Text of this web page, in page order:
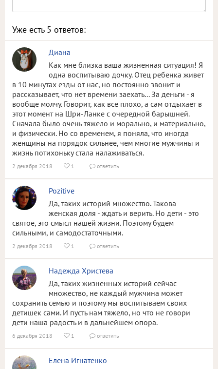
Уже есть 5 ответов:
Диана
Как мне близка ваша жизненная ситуация! Я
одна воспитываю дочку. Отец ребенка живет
в 10 минутах езды от нас, но постоянно звонит и
рассказывает, что нет времени заехать... За деньги - я
вообще молчу. Говорит, как все плохо, а сам отдыхает в
этот момент на Шри-Ланке с очередной барышней.
Сначала было очень тяжело и морально, и материально,
и физически. Но со временем, я поняла, что иногда
женщины на порядок сильнее, чем многие мужчины и
жизнь потихоньку стала налаживаться.
2 декабря 2018  1  ответить
Pozitive
Да, таких историй множество. Такова
женская доля - ждать и верить. Но дети - это
святое, это смысл нашей жизни. Поэтому будем
сильными, и самодостаточными.
2 декабря 2018  1  ответить
Надежда Христева
Да, таких жизненных историй сейчас
множество, не каждый мужчина может
сохранить семью и поэтому мы воспитываем своих
детишек сами. И пусть нам тяжело, но что не говори
дети наша радость и в дальнейшем опора.
6 декабря 2018  1  ответить
Елена Игнатенко